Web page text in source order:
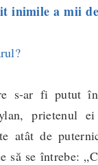
inimile a mii
s-ar fi putut
prietenul
atât de
să se întrebe: